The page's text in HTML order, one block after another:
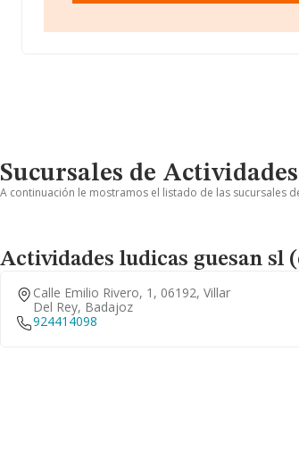
Sucursales de
A continuación le mostramos el listado de las sucursales
Actividades ludicas guesan sl
Calle Emilio Rivero, 1, 06192, Villar
Del Rey, Badajoz
924414098